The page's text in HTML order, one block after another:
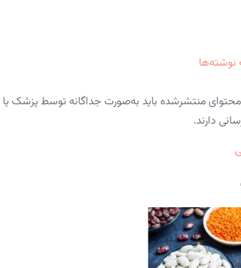
منتشرشده باید به‌صورت جداگانه توسط پزشک
دارند.